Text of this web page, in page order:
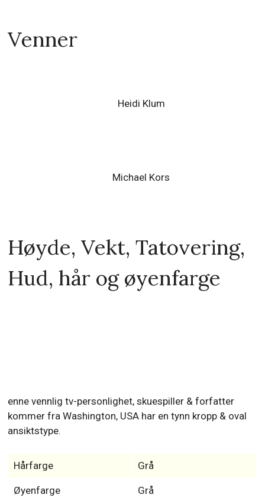
Venner
Heidi Klum
Michael Kors
Høyde, Vekt, Tatovering,
Hud, hår og øyenfarge
enne vennlig tv-personlighet, skuespiller & forfatter
kommer fra Washington, USA har en tynn kropp & oval
ansiktstype.
Hårfarge Grå
Øyenfarge Grå